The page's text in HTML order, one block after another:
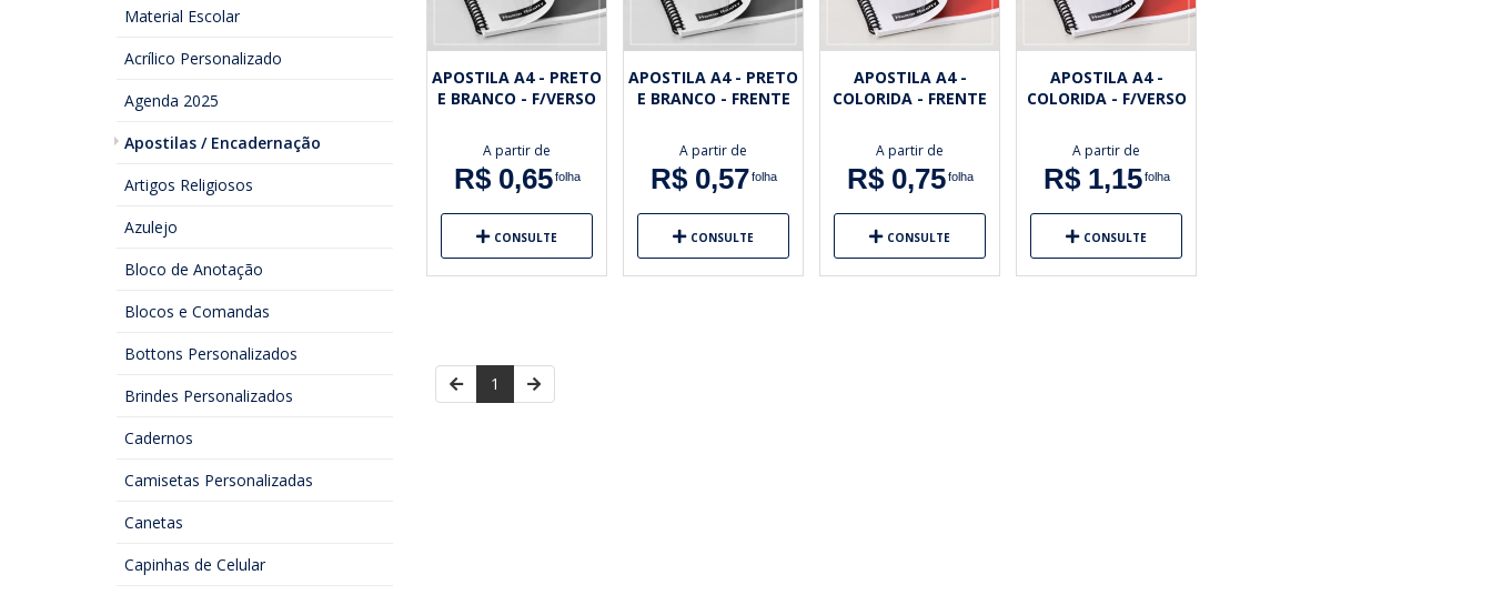
Material Escolar
Acrílico Personalizado
Agenda 2025
Apostilas / Encadernação
Artigos Religiosos
Azulejo
Bloco de Anotação
Blocos e Comandas
Bottons Personalizados
Brindes Personalizados
Cadernos
Camisetas Personalizadas
Canetas
Capinhas de Celular
APOSTILA A4 - PRETO
E BRANCO - F/VERSO
A partir de
R$ 0,65 folha
CONSULTE
APOSTILA A4 - PRETO
E BRANCO - FRENTE
A partir de
R$ 0,57 folha
CONSULTE
APOSTILA A4 -
COLORIDA - FRENTE
A partir de
R$ 0,75 folha
CONSULTE
APOSTILA A4 -
COLORIDA - F/VERSO
A partir de
R$ 1,15 folha
CONSULTE
1